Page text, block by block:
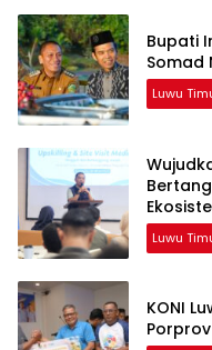
Bupati
Somad
Luwu
Luwu
KONI